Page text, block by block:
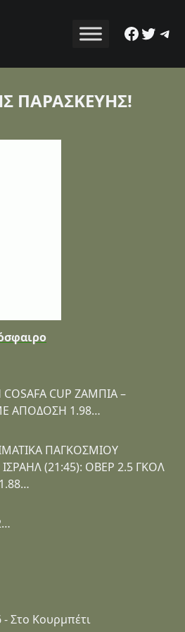
ΠΑΡΑΣΚΕΥΗΣ!
CUP ΖΑΜΠΙΑ –
ΑΠΟΔΟΣΗ 1.98…
ΠΑΓΚΟΣΜΙΟΥ
(21:45): ΟΒΕΡ 2.5 ΓΚΟΛ
Στο Κουρμπέτι